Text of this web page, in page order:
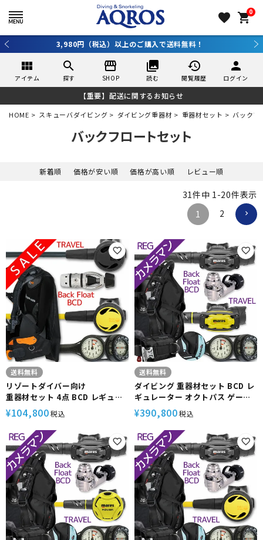
favorite 0
shopping_cart
3,980円（税込）以上のご購入で送料無料！
view_module
アイテム
search
探す
storefront
SHOP
collections
読む
history
閲覧履歴
person
ログイン
【重要】配送に関するお知らせ
HOME スキューバダイビング ダイビング重器材 重器材セット バックフ
バックフロートセット
新着順 価格が安い順 価格が高い順 レビュー順
31件中 1-20件表示
1
2
送料無料
リゾートダイバー向け
重器材セット 4点 BCD レギュレ
ーター オクトパス ゲージ【HDc-
Hreg2-Hoct2-Hmfx2】
¥104,800税込
送料無料
ダイビング 重器材セット BCD レ
ギュレーター オクトパス ゲージ
重器材セット 4点
【MagellanHD-SXSwKit-
octSXS-Hmfx2】 MARES マレ
ス スキューバダイビング OH オ
ーバーホール クーポン プレゼン
ト アゴ楽 カメラマンREG あごら
く
¥390,800税込